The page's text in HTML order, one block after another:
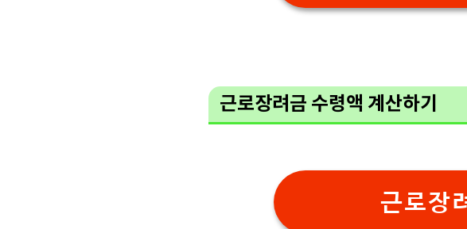
근로장려금 수령액 계산하기
근로장